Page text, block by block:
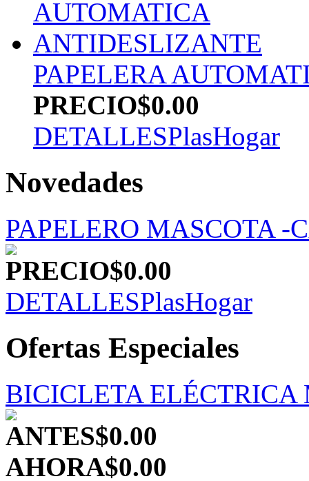
PAPELERA
PRECIO$0.00
DETALLESPlasHogar
Novedades
PAPELERO MASCOTA -
PRECIO$0.00
DETALLESPlasHogar
Ofertas Especiales
BICICLETA
ANTES$0.00
AHORA$0.00